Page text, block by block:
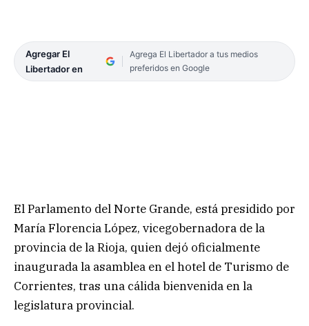
Agregar El
Libertador en
Agrega El Libertador a tus medios
preferidos en Google
El Parlamento del Norte Grande, está presidido por
María Florencia López, vicegobernadora de la
provincia de la Rioja, quien dejó oficialmente
inaugurada la asamblea en el hotel de Turismo de
Corrientes, tras una cálida bienvenida en la
legislatura provincial.